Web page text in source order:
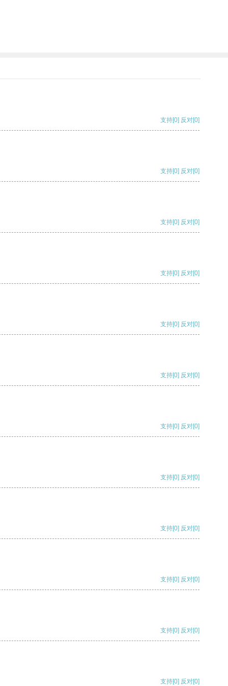
支持[0] 反对[0]
支持[0] 反对[0]
支持[0] 反对[0]
支持[0] 反对[0]
支持[0] 反对[0]
支持[0] 反对[0]
支持[0] 反对[0]
支持[0] 反对[0]
支持[0] 反对[0]
支持[0] 反对[0]
支持[0] 反对[0]
支持[0] 反对[0]